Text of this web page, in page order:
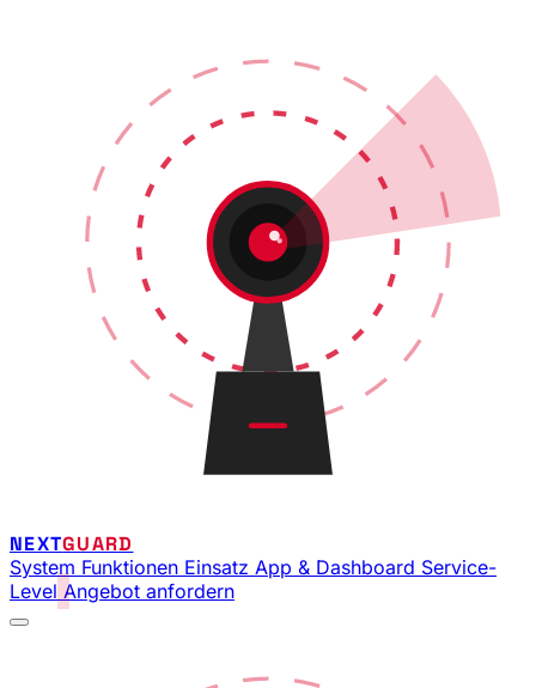
NEXTGUARD
System Funktionen Einsatz App & Dashboard Service-
Level Angebot anfordern